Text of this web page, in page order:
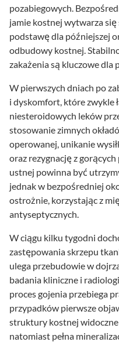
pozabiegowych.
jamie kostnej wytwarza
podstawę dla późniejszej
odbudowy kostnej.
zakażenia są kluczowe dla
W pierwszych dniach po
i dyskomfort, które zwykle
niesteroidowych leków
stosowanie zimnych
operowanej, unikanie
oraz rezygnację z
ustnej powinna być
jednak w bezpośredniej
ostrożnie, korzystając z
antyseptycznych.
W ciągu kilku tygodni
zastępowania skrzepu
ulega przebudowie w
badania kliniczne i
proces gojenia przebiega
przypadków pierwsze
struktury kostnej
natomiast pełna